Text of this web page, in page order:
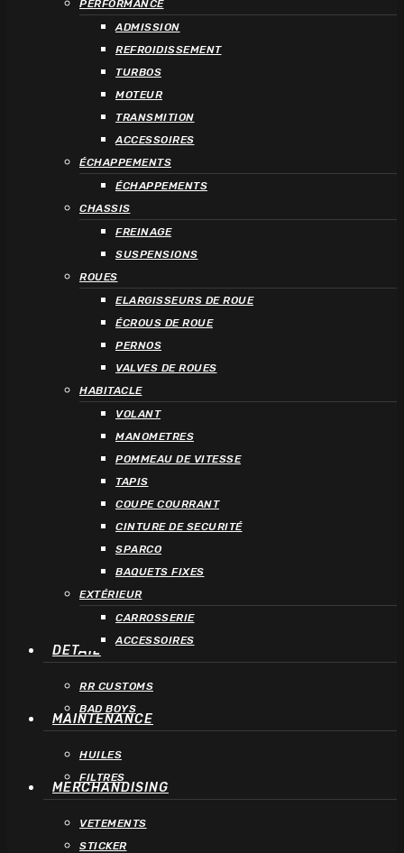
PERFORMANCE
ADMISSION
REFROIDISSEMENT
TURBOS
MOTEUR
TRANSMITION
ACCESSOIRES
ÉCHAPPEMENTS
ÉCHAPPEMENTS
CHASSIS
FREINAGE
SUSPENSIONS
ROUES
ELARGISSEURS DE ROUE
ÉCROUS DE ROUE
PERNOS
VALVES DE ROUES
HABITACLE
VOLANT
MANOMETRES
POMMEAU DE VITESSE
TAPIS
COUPE COURRANT
CINTURE DE SECURITÉ
SPARCO
BAQUETS FIXES
EXTÉRIEUR
CARROSSERIE
ACCESSOIRES
DETAIL
RR CUSTOMS
BAD BOYS
MAINTENANCE
HUILES
FILTRES
MERCHANDISING
VETEMENTS
STICKER